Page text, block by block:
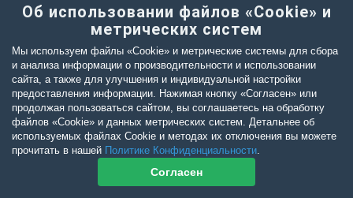
параметров после фармакологического воздействия.
Соответственно, полученные результаты не могут
напрямую экстраполироваться на пациентов с
сердечной патологией, у которых гемодинамическая
реакция на пимобендан может отличаться.
Дополнительным ограничением является
относительно короткий период наблюдения после
введения препарата. В данном исследовании оценка
эхокардиографических параметров проводилась через
15 минут и через 1 час после внутривенного введения
пимобендана. Более длительное наблюдение могло
Об использовании файлов «Cookie» и
метрических систем
Мы используем файлы «Cookie» и метрические системы для сбора
и анализа информации о производительности и использовании
сайта, а также для улучшения и индивидуальной настройки
предоставления информации. Нажимая кнопку «Согласен» или
продолжая пользоваться сайтом, вы соглашаетесь на обработку
файлов «Cookie» и данных метрических систем. Детальнее об
используемых файлах Cookie и методах их отключения вы можете
прочитать в нашей Политике Конфиденциальности.
Согласен